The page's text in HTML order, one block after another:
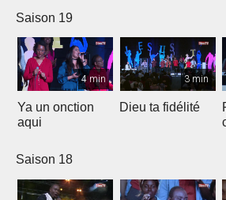
Saison 19
4 min
Ya un onction
aqui
3 min
Dieu ta fidélité
Saison 18